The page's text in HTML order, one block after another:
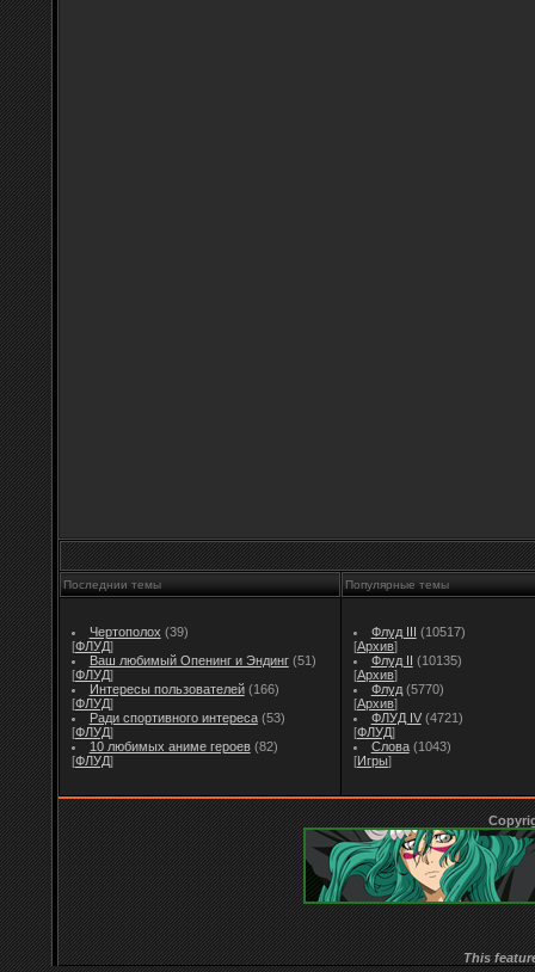
Последнии темы Популярные темы
Чертополох (39)
[ФЛУД]
Ваш любимый Опенинг и Эндинг (51)
[ФЛУД]
Интересы пользователей (166)
[ФЛУД]
Ради спортивного интереса (53)
[ФЛУД]
10 любимых аниме героев (82)
[ФЛУД]
Флуд III (10517)
[Архив]
Флуд II (10135)
[Архив]
Флуд (5770)
[Архив]
ФЛУД IV (4721)
[ФЛУД]
Слова (1043)
[Игры]
This